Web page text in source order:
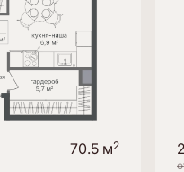
70.5 м2